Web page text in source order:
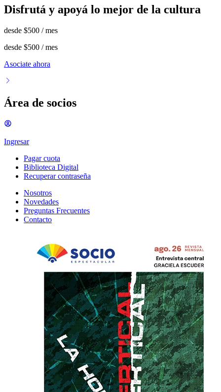
Disfrutá y apoyá lo mejor de la cultura
desde $500 / mes
desde $500 / mes
Asociate ahora
Área de socios
Ingresar
Pagar cuota
Biblioteca Digital
Recuperar contraseña
Nosotros
Novedades
Preguntas Frecuentes
Contacto